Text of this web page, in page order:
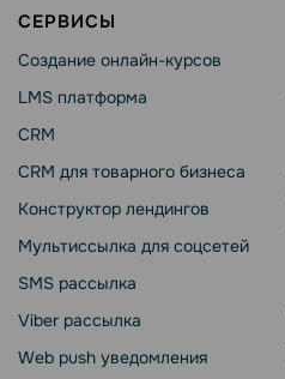
СЕРВИСЫ
Создание онлайн-курсов
LMS платформа
CRM
CRM для товарного бизнеса
Конструктор лендингов
Мультиссылка для соцсетей
SMS рассылка
Viber рассылка
Web push уведомления